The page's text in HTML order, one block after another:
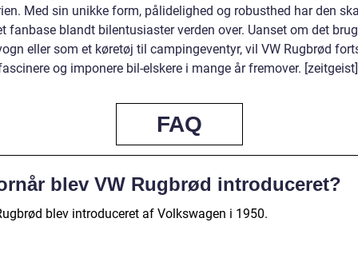
Med sin unikke form, pålidelighed og robusthed har den
fanbase blandt bilentusiaster verden over. Uanset om det
eller som et køretøj til campingeventyr, vil VW Rugbrød
og imponere bil-elskere i mange år fremover. [zeitgeist]
FAQ
blev VW Rugbrød introduceret?
blev introduceret af Volkswagen i 1950.